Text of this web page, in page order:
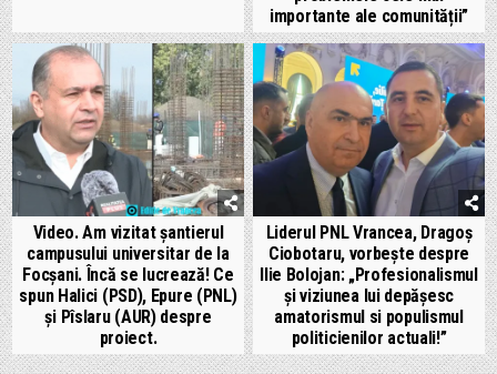
importante ale comunității”
Video. Am vizitat șantierul
campusului universitar de la
Focșani. Încă se lucrează! Ce
spun Halici (PSD), Epure (PNL)
și Pîslaru (AUR) despre
proiect.
Liderul PNL Vrancea, Dragoș
Ciobotaru, vorbește despre
Ilie Bolojan: „Profesionalismul
și viziunea lui depășesc
amatorismul si populismul
politicienilor actuali!”